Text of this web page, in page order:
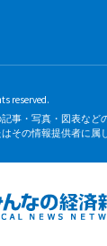
reserved.
事・写真・図表など
その情報提供者に属